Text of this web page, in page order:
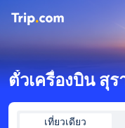
ตั๋วเครื่องบิน สุ
เที่ยวเดียว